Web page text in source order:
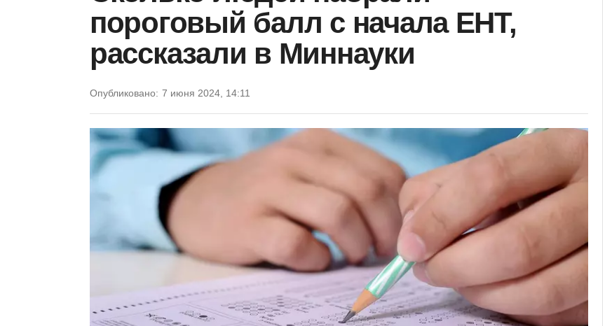
пороговый балл с начала ЕНТ,
рассказали в Миннауки
Опубликовано: 7 июня 2024, 14:11